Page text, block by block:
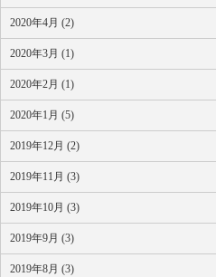
2020年4月 (2)
2020年3月 (1)
2020年2月 (1)
2020年1月 (5)
2019年12月 (2)
2019年11月 (3)
2019年10月 (3)
2019年9月 (3)
2019年8月 (3)